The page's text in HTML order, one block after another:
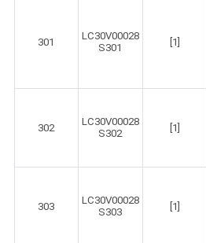
301
LC30V00028
S301
[1]
302
LC30V00028
S302
[1]
303
LC30V00028
S303
[1]